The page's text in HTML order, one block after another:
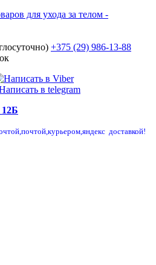
+375 (29) 986-13-88
почтой,курьером,яндекс доставкой!